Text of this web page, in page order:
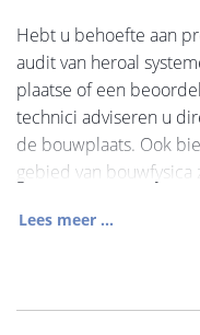
Hebt u behoefte aan
audit van heroal
plaatse of een
technici adviseren u
de bouwplaats. Ook
gebied van bouwfysica
Lees meer ...